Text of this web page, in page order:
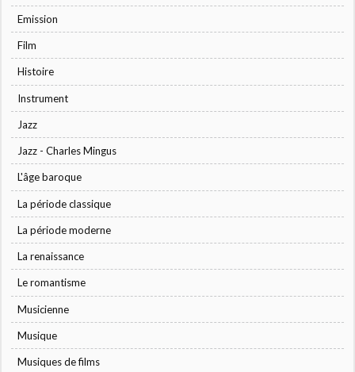
Emission
Film
Histoire
Instrument
Jazz
Jazz - Charles Mingus
L'âge baroque
La période classique
La période moderne
La renaissance
Le romantisme
Musicienne
Musique
Musiques de films